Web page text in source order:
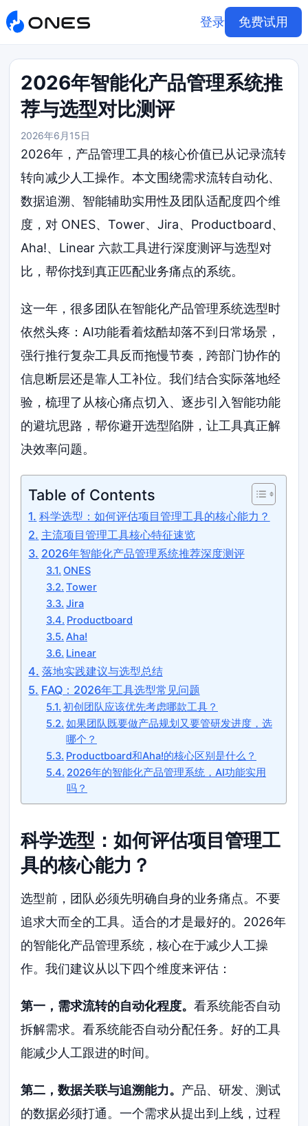
登录 免费试用
2026年智能化产品管理系统推
荐与选型对比测评
2026年6月15日
2026年，产品管理工具的核心价值已从记录流转
转向减少人工操作。本文围绕需求流转自动化、
数据追溯、智能辅助实用性及团队适配度四个维
度，对 ONES、Tower、Jira、Productboard、
Aha!、Linear 六款工具进行深度测评与选型对
比，帮你找到真正匹配业务痛点的系统。
这一年，很多团队在智能化产品管理系统选型时
依然头疼：AI功能看着炫酷却落不到日常场景，
强行推行复杂工具反而拖慢节奏，跨部门协作的
信息断层还是靠人工补位。我们结合实际落地经
验，梳理了从核心痛点切入、逐步引入智能功能
的避坑思路，帮你避开选型陷阱，让工具真正解
决效率问题。
Table of Contents
科学选型：如何评估项目管理工具的核心能力？
主流项目管理工具核心特征速览
2026年智能化产品管理系统推荐深度测评
ONES
Tower
Jira
Productboard
Aha!
Linear
落地实践建议与选型总结
FAQ：2026年工具选型常见问题
初创团队应该优先考虑哪款工具？
如果团队既要做产品规划又要管研发进度，选
哪个？
Productboard和Aha!的核心区别是什么？
2026年的智能化产品管理系统，AI功能实用
吗？
科学选型：如何评估项目管理工
具的核心能力？
选型前，团队必须先明确自身的业务痛点。不要
追求大而全的工具。适合的才是最好的。2026年
的智能化产品管理系统，核心在于减少人工操
作。我们建议从以下四个维度来评估：
第一，需求流转的自动化程度。看系统能否自动
拆解需求。看系统能否自动分配任务。好的工具
能减少人工跟进的时间。
第二，数据关联与追溯能力。 产品、研发、测试
的数据必须打通。一个需求从提出到上线，过程